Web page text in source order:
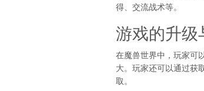
得、交流战术等。
游戏的升级
在魔兽世界中，玩家可
大。玩家还可以通过获
取。